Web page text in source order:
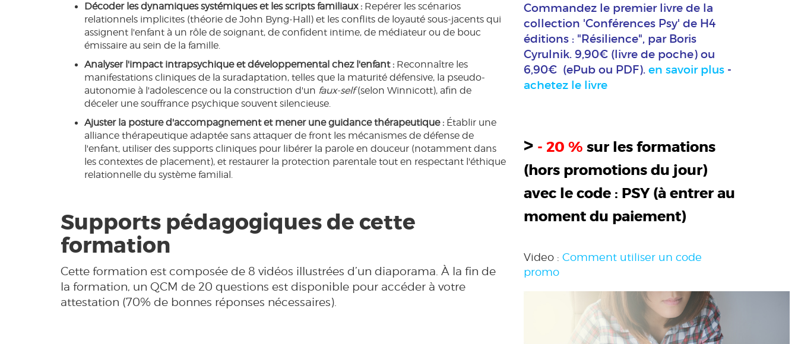
Décoder les dynamiques systémiques et les scripts familiaux : Repérer les scénarios
relationnels implicites (théorie de John Byng-Hall) et les conflits de loyauté sous-jacents qui
assignent l'enfant à un rôle de soignant, de confident intime, de médiateur ou de bouc
émissaire au sein de la famille.
Analyser l'impact intrapsychique et développemental chez l'enfant : Reconnaître les
manifestations cliniques de la suradaptation, telles que la maturité défensive, la pseudo-
autonomie à l'adolescence ou la construction d'un faux-self(selon Winnicott), afin de
déceler une souffrance psychique souvent silencieuse.
Ajuster la posture d'accompagnement et mener une guidance thérapeutique : Établir une
alliance thérapeutique adaptée sans attaquer de front les mécanismes de défense de
l'enfant, utiliser des supports cliniques pour libérer la parole en douceur (notamment dans
les contextes de placement), et restaurer la protection parentale tout en respectant l'éthique
relationnelle du système familial.
Supports pédagogiques de cette
formation
Cette formation est composée de 8 vidéos illustrées d’un diaporama. À la fin de
la formation, un QCM de 20 questions est disponible pour accéder à votre
attestation (70% de bonnes réponses nécessaires).
Commandez le premier livre de la
collection 'Conférences Psy' de H4
éditions : "Résilience", par Boris
Cyrulnik. 9,90€ (livre de poche) ou
6,90€ (ePub ou PDF). en savoir plus -
achetez le livre
> - 20 % sur les formations
(hors promotions du jour)
avec le code : PSY(à entrer au
moment du paiement)
Video : Comment utiliser un code
promo